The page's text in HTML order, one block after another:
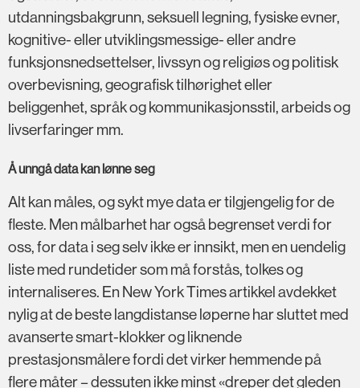
utdanningsbakgrunn, seksuell legning, fysiske evner,
kognitive- eller utviklingsmessige- eller andre
funksjonsnedsettelser, livssyn og religiøs og politisk
overbevisning, geografisk tilhørighet eller
beliggenhet, språk og kommunikasjonsstil, arbeids og
livserfaringer mm.
Å unngå data kan lønne seg
Alt kan måles, og sykt mye data er tilgjengelig for de
fleste. Men målbarhet har også begrenset verdi for
oss, for data i seg selv ikke er innsikt, men en uendelig
liste med rundetider som må forstås, tolkes og
internaliseres. En New York Times artikkel avdekket
nylig at de beste langdistanse løperne har sluttet med
avanserte smart-klokker og liknende
prestasjonsmålere fordi det virker hemmende på
flere måter – dessuten ikke minst «dreper det gleden